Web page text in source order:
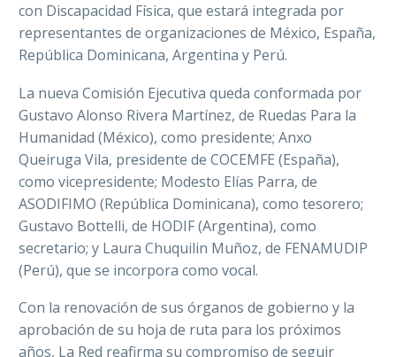
con Discapacidad Física, que estará integrada por
representantes de organizaciones de México, España,
República Dominicana, Argentina y Perú.
La nueva Comisión Ejecutiva queda conformada por
Gustavo Alonso Rivera Martínez, de Ruedas Para la
Humanidad (México), como presidente; Anxo
Queiruga Vila, presidente de COCEMFE (España),
como vicepresidente; Modesto Elías Parra, de
ASODIFIMO (República Dominicana), como tesorero;
Gustavo Bottelli, de HODIF (Argentina), como
secretario; y Laura Chuquilin Muñoz, de FENAMUDIP
(Perú), que se incorpora como vocal.
Con la renovación de sus órganos de gobierno y la
aprobación de su hoja de ruta para los próximos
años, La Red reafirma su compromiso de seguir